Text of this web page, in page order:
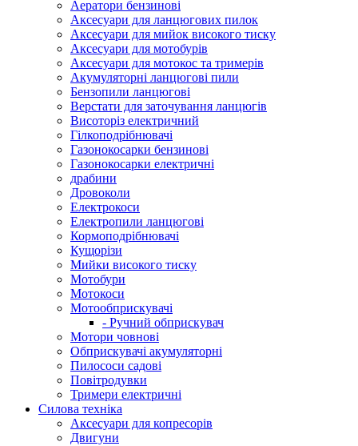
Аератори бензинові
Аксесуари для ланцюгових пилок
Аксесуари для мийок високого тиску
Аксесуари для мотобурів
Аксесуари для мотокос та тримерів
Акумуляторні ланцюгові пили
Бензопили ланцюгові
Верстати для заточування ланцюгів
Висоторіз електричний
Гілкоподрібнювачі
Газонокосарки бензинові
Газонокосарки електричні
драбини
Дровоколи
Електрокоси
Електропили ланцюгові
Кормоподрібнювачі
Кущорізи
Мийки високого тиску
Мотобури
Мотокоси
Мотообприскувачі
- Ручний обприскувач
Мотори човнові
Обприскувачі акумуляторні
Пилососи садові
Повітродувки
Тримери електричні
Силова техніка
Аксесуари для копресорів
Двигуни